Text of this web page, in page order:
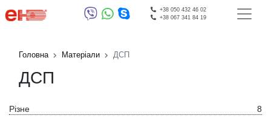
+38 050 432 46 02
+38 067 341 84 19
Головна Матеріали ДСП
ДСП
Різне 8